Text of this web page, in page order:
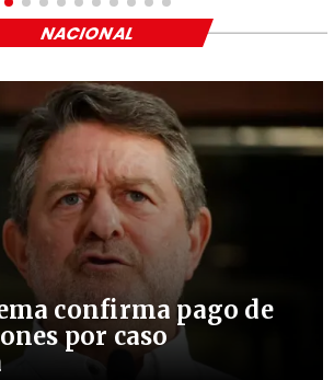
confirma pago de
por caso
NACIONAL